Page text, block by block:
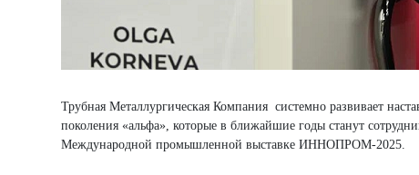
Трубная Металлургическая Компания системно развивает
поколения «альфа», которые в ближайшие годы станут
Международной промышленной выставке ИННОПРОМ-2025.